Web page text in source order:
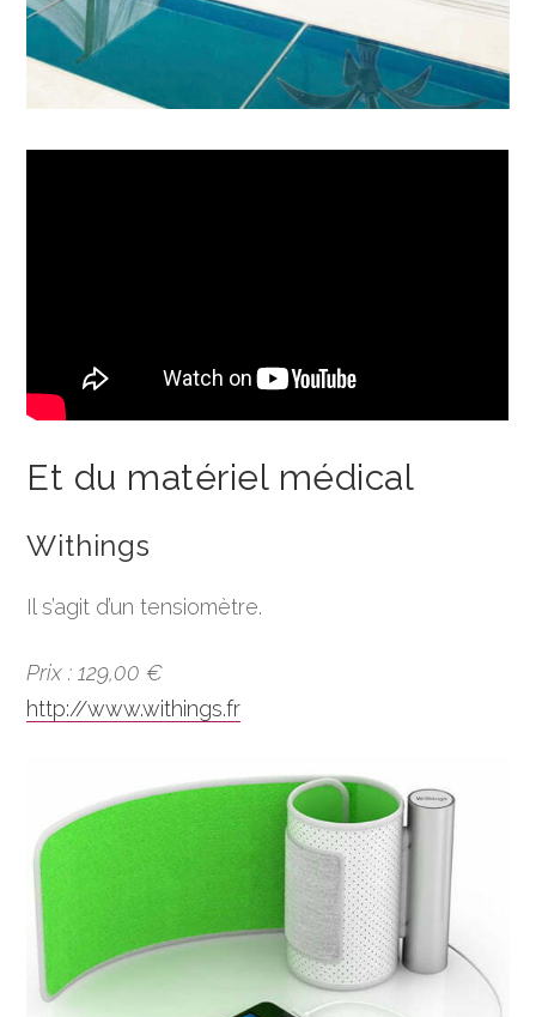
Et du matériel médical
Withings
Il s’agit d’un tensiomètre.
Prix : 129,00 €
http://www.withings.fr